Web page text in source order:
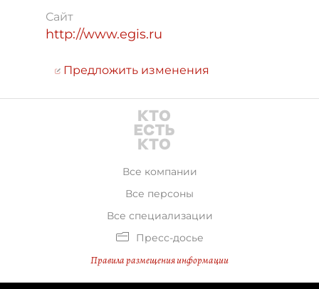
Сайт
http://www.egis.ru
Предложить изменения
Все компании
Все персоны
Все специализации
Пресс-досье
Правила размещения информации